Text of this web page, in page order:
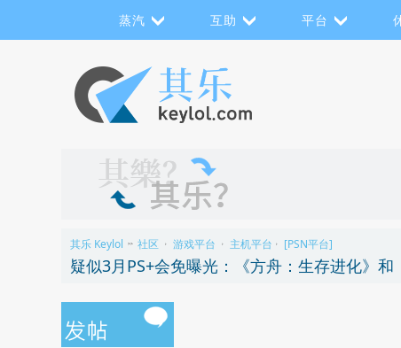
蒸汽 互助 平台
其乐 Keylol >> 社区 › 游戏平台 › 主机平台 › [PSN平台]
疑似3月PS+会免曝光：《方舟：生存进化》和